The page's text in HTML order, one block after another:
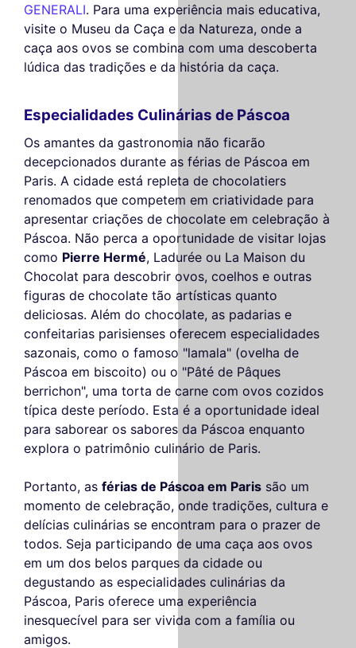
GENERALI. Para uma experiência mais educativa,
visite o Museu da Caça e da Natureza, onde a
caça aos ovos se combina com uma descoberta
lúdica das tradições e da história da caça.
Especialidades Culinárias de Páscoa
Os amantes da gastronomia não ficarão
decepcionados durante as férias de Páscoa em
Paris. A cidade está repleta de chocolatiers
renomados que competem em criatividade para
apresentar criações de chocolate em celebração à
Páscoa. Não perca a oportunidade de visitar lojas
como Pierre Hermé, Ladurée ou La Maison du
Chocolat para descobrir ovos, coelhos e outras
figuras de chocolate tão artísticas quanto
deliciosas. Além do chocolate, as padarias e
confeitarias parisienses oferecem especialidades
sazonais, como o famoso "lamala" (ovelha de
Páscoa em biscoito) ou o "Pâté de Pâques
berrichon", uma torta de carne com ovos cozidos
típica deste período. Esta é a oportunidade ideal
para saborear os sabores da Páscoa enquanto
explora o patrimônio culinário de Paris.
Portanto, as férias de Páscoa em Paris são um
momento de celebração, onde tradições, cultura e
delícias culinárias se encontram para o prazer de
todos. Seja participando de uma caça aos ovos
em um dos belos parques da cidade ou
degustando as especialidades culinárias da
Páscoa, Paris oferece uma experiência
inesquecível para ser vivida com a família ou
amigos.